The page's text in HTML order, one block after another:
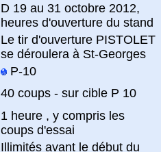
D 19 au 31 octobre 2012,
heures d'ouverture du stand
Le tir d'ouverture PISTOLET
se déroulera à St-Georges
P-10
40 coups - sur cible P 10
1 heure , y compris les
coups d'essai
Illimités avant le début du